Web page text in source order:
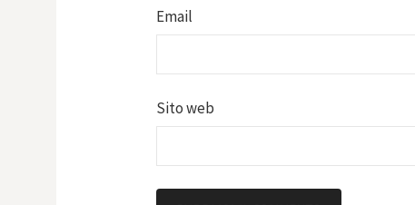
Email
Sito web